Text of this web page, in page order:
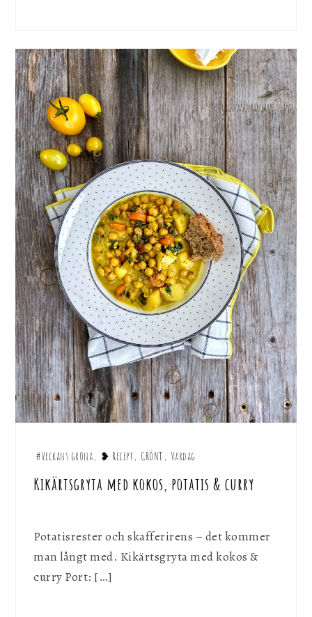
#Veckans gröna, ❥ Recept, GRÖNT , Vardag
Kikärtsgryta med kokos, potatis & curry
Potatisrester och skafferirens – det kommer
man långt med. Kikärtsgryta med kokos &
curry Port: […]